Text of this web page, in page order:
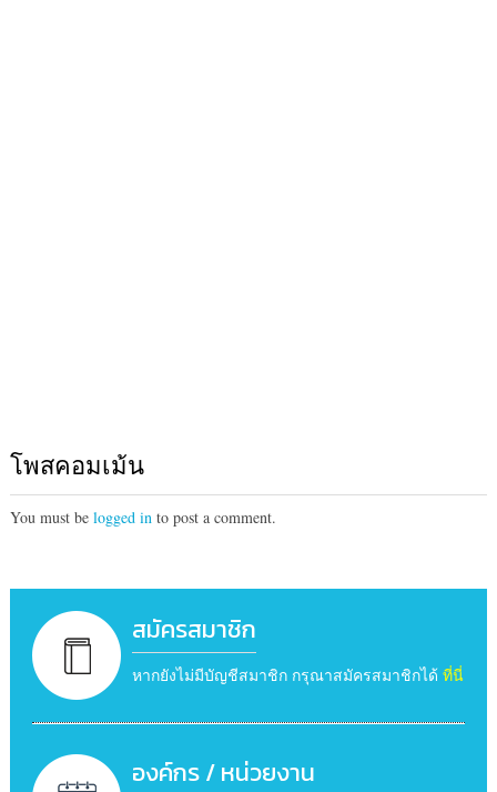
โพสคอมเม้น
You must be logged into post a comment.
สมัครสมาชิก
หากยังไม่มีบัญชีสมาชิก กรุณาสมัครสมาชิกได้ ที่นี่
องค์กร / หน่วยงาน